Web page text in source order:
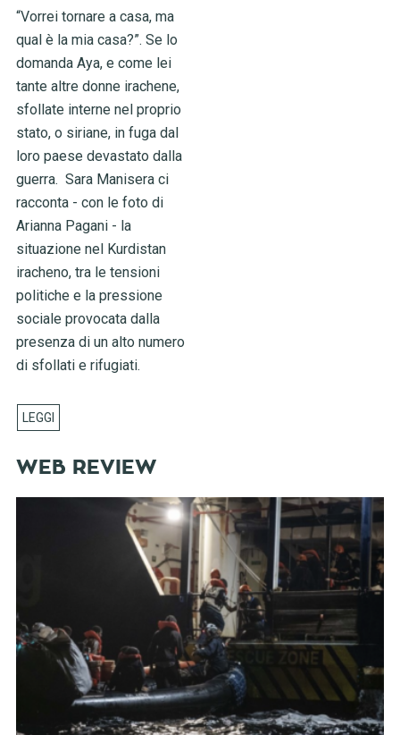
“Vorrei tornare a casa, ma
qual è la mia casa?”. Se lo
domanda Aya, e come lei
tante altre donne irachene,
sfollate interne nel proprio
stato, o siriane, in fuga dal
loro paese devastato dalla
guerra. Sara Manisera ci
racconta - con le foto di
Arianna Pagani - la
situazione nel Kurdistan
iracheno, tra le tensioni
politiche e la pressione
sociale provocata dalla
presenza di un alto numero
di sfollati e rifugiati.
WEB REVIEW